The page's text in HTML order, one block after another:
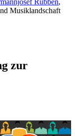
Rübben,
Musiklandschaft
zur